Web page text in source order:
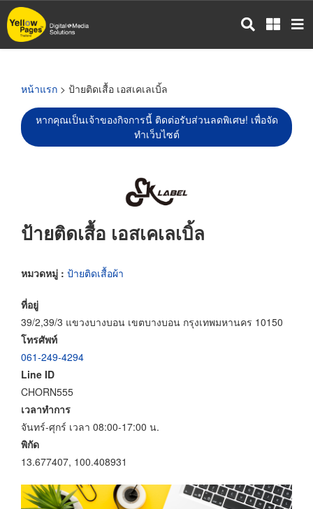
ข้าม
ไป
หน้าแรก > ป้ายติดเสื้อ เอสเคเลเบิ้ล
หากคุณเป็นเจ้าของกิจการนี้ ติดต่อรับส่วนลดพิเศษ! เพื่อจัด
ทำเว็บไซต์
ป้ายติดเสื้อ เอสเคเลเบิ้ล
หมวดหมู่ : ป้ายติดเสื้อผ้า
ที่อยู่
39/2,39/3 แขวงบางบอน เขตบางบอน กรุงเทพมหานคร 10150
โทรศัพท์
061-249-4294
Line ID
CHORN555
เวลาทำการ
จันทร์-ศุกร์ เวลา 08:00-17:00 น.
พิกัด
13.677407, 100.408931